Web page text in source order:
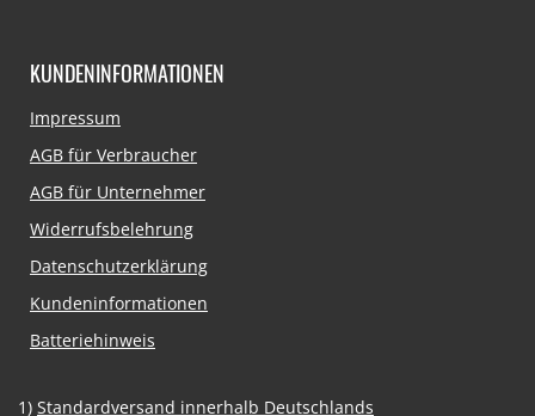
KUNDENINFORMATIONEN
Navigation
Impressum
AGB für Verbraucher
AGB für Unternehmer
Widerrufsbelehrung
Datenschutzerklärung
Kundeninformationen
Batteriehinweis
1) Standardversand innerhalb Deutschlands